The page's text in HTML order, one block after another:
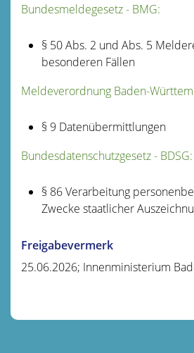
Bundesmeldegesetz - BMG:
§ 50 Abs. 2 und Abs. 5
besonderen Fällen
Meldeverordnung Baden-
§ 9 Datenübermittlungen
Bundesdatenschutzgesetz - BDSG:
§ 86 Verarbeitung
Zwecke staatlicher
Freigabevermerk
25.06.2026; Innenministerium